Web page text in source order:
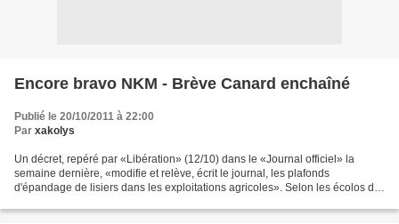
Encore bravo NKM - Brève Canard enchaîné
Publié le 20/10/2011 à 22:00
Par xakolys
Un décret, repéré par «Libération» (12/10) dans le «Journal officiel» la
semaine dernière, «modifie et relève, écrit le journal, les plafonds
d'épandage de lisiers dans les exploitations agricoles». Selon les écolos de